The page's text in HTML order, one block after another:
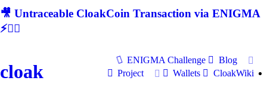
🎥 Untraceable CloakCoin Transaction via ENIGMA
⚡🕵‍♂
cloak
ENIGMA Challenge
Blog
Project
Wallets CloakWiki